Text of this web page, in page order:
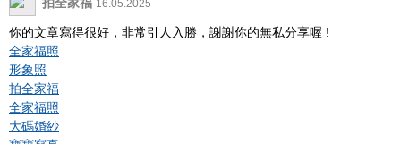
16.05.2025
你的文章寫得很好，非常引人入勝，謝謝你的無私分享喔 !
全家福照
形象照
拍全家福
全家福照
大碼婚紗